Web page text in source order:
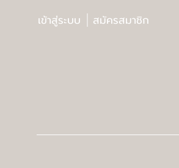
เข้าสู่ระบบ สมัครสมาชิก